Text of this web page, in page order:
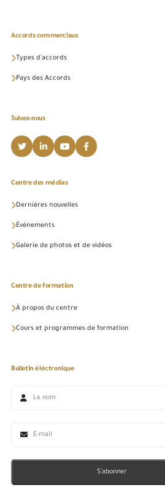
Accords commerciaux
Types d'accords
Pays des Accords
Suivez-nous
Centre des médias
Dernières nouvelles
Événements
Galerie de photos et de vidéos
Centre de formation
À propos du centre
Cours et programmes de formation
Bulletin éléctronique
S'abonner